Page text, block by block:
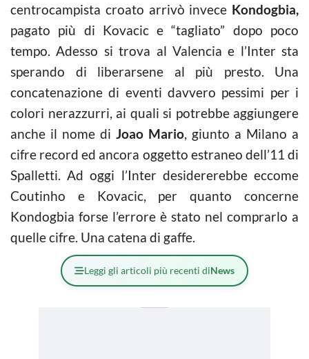
centrocampista croato arrivò invece Kondogbia,
pagato più di Kovacic e “tagliato” dopo poco
tempo. Adesso si trova al Valencia e l’Inter sta
sperando di liberarsene al più presto. Una
concatenazione di eventi davvero pessimi per i
colori nerazzurri, ai quali si potrebbe aggiungere
anche il nome di Joao Mario, giunto a Milano a
cifre record ed ancora oggetto estraneo dell’11 di
Spalletti. Ad oggi l’Inter desidererebbe eccome
Coutinho e Kovacic, per quanto concerne
Kondogbia forse l’errore è stato nel comprarlo a
quelle cifre. Una catena di gaffe.
Leggi gli articoli più recenti diNews